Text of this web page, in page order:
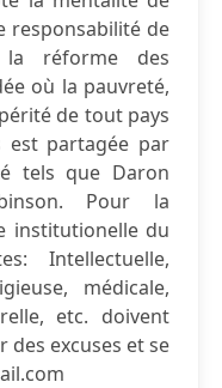
responsabilité de
réforme des
où la pauvreté,
de tout pays
est partagée par
tels que Daron
Pour la
institutionelle du
Intellectuelle,
médicale,
etc. doivent
excuses et se